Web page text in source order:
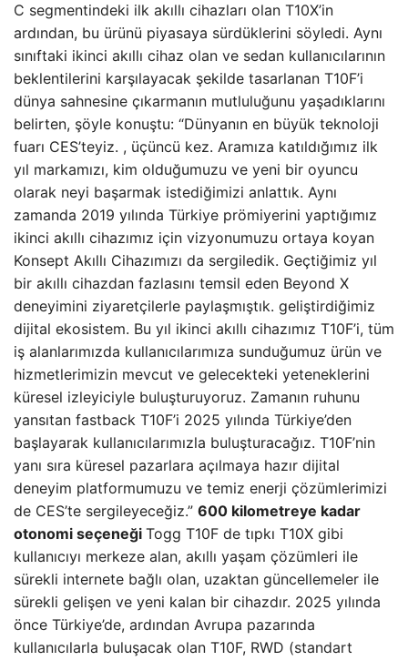
C segmentindeki ilk akıllı cihazları olan T10X’in
ardından, bu ürünü piyasaya sürdüklerini söyledi. Aynı
sınıftaki ikinci akıllı cihaz olan ve sedan kullanıcılarının
beklentilerini karşılayacak şekilde tasarlanan T10F’i
dünya sahnesine çıkarmanın mutluluğunu yaşadıklarını
belirten, şöyle konuştu: “Dünyanın en büyük teknoloji
fuarı CES’teyiz. , üçüncü kez. Aramıza katıldığımız ilk
yıl markamızı, kim olduğumuzu ve yeni bir oyuncu
olarak neyi başarmak istediğimizi anlattık. Aynı
zamanda 2019 yılında Türkiye prömiyerini yaptığımız
ikinci akıllı cihazımız için vizyonumuzu ortaya koyan
Konsept Akıllı Cihazımızı da sergiledik. Geçtiğimiz yıl
bir akıllı cihazdan fazlasını temsil eden Beyond X
deneyimini ziyaretçilerle paylaşmıştık. geliştirdiğimiz
dijital ekosistem. Bu yıl ikinci akıllı cihazımız T10F’i, tüm
iş alanlarımızda kullanıcılarımıza sunduğumuz ürün ve
hizmetlerimizin mevcut ve gelecekteki yeteneklerini
küresel izleyiciyle buluşturuyoruz. Zamanın ruhunu
yansıtan fastback T10F’i 2025 yılında Türkiye’den
başlayarak kullanıcılarımızla buluşturacağız. T10F’nin
yanı sıra küresel pazarlara açılmaya hazır dijital
deneyim platformumuzu ve temiz enerji çözümlerimizi
de CES’te sergileyeceğiz.” 600 kilometreye kadar
otonomi seçeneği Togg T10F de tıpkı T10X gibi
kullanıcıyı merkeze alan, akıllı yaşam çözümleri ile
sürekli internete bağlı olan, uzaktan güncellemeler ile
sürekli gelişen ve yeni kalan bir cihazdır. 2025 yılında
önce Türkiye’de, ardından Avrupa pazarında
kullanıcılarla buluşacak olan T10F, RWD (standart